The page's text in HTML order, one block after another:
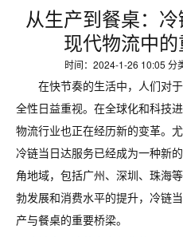
从生产到餐桌：
现代物流中的
时间：2024-1-26 10:05 分
在快节奏的生活中，人们对
全性日益重视。在全球化和科技
物流行业也正在经历新的变革。尤
冷链当日达服务已经成为一种新
角地域，包括广州、深圳、珠海
勃发展和消费水平的提升，冷链
产与餐桌的重要桥梁。